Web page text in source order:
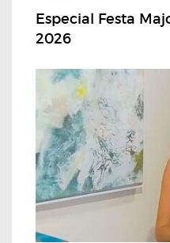
Especial Festa
2026